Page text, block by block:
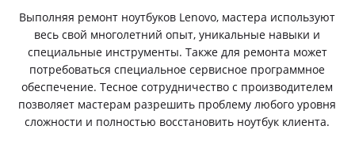
Выполняя ремонт ноутбуков Lenovo, мастера используют
весь свой многолетний опыт, уникальные навыки и
специальные инструменты. Также для ремонта может
потребоваться специальное сервисное программное
обеспечение. Тесное сотрудничество с производителем
позволяет мастерам разрешить проблему любого уровня
сложности и полностью восстановить ноутбук клиента.